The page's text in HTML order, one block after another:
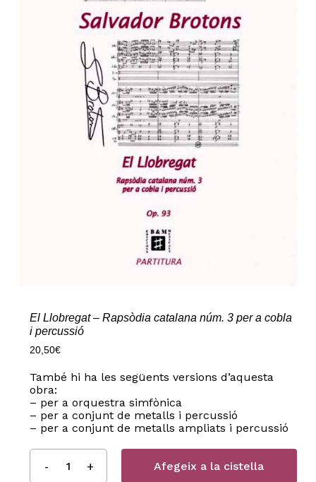
El Llobregat – Rapsòdia catalana núm. 3 per a cobla
i percussió
20,50€
També hi ha les següents versions d’aquesta
obra:
– per a orquestra simfònica
– per a conjunt de metalls i percussió
– per a conjunt de metalls ampliats i percussió
Afegeix a la cistella